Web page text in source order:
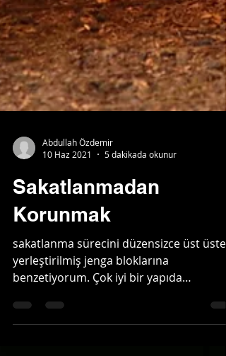
Abdullah Özdemir
10 Haz 2021
5 dakikada okunur
Sakatlanmadan
Korunmak
sakatlanma sürecini düzensizce üst üste